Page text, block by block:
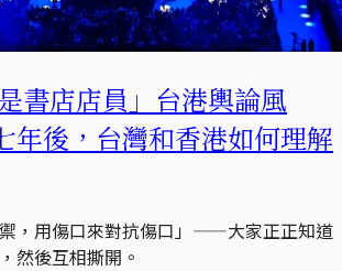
書店店員」台港輿論風
年後，台灣和香港如何理解
禦，用傷口來對抗傷口」——大家正正知道
然後互相撕開。